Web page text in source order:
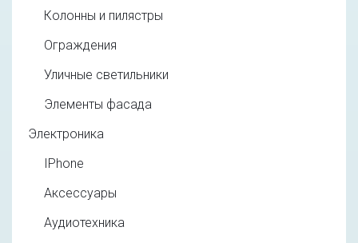
Колонны и пилястры
Ограждения
Уличные светильники
Элементы фасада
Электроника
IPhone
Аксессуары
Аудиотехника